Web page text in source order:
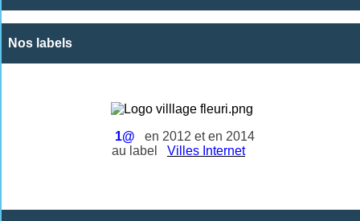
Nos labels
1@
en 2012 et en 2014
au label
Villes Internet